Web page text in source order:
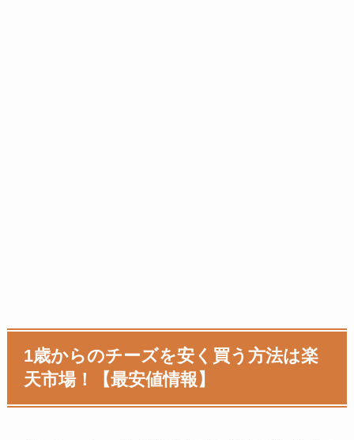
1歳からのチーズを安く買う方法は楽
天市場！【最安値情報】